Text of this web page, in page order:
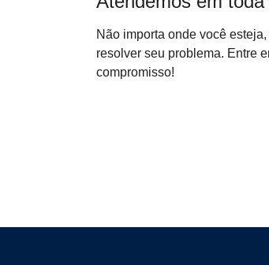
Não importa onde você
resolver seu problema. Entre
compromisso!